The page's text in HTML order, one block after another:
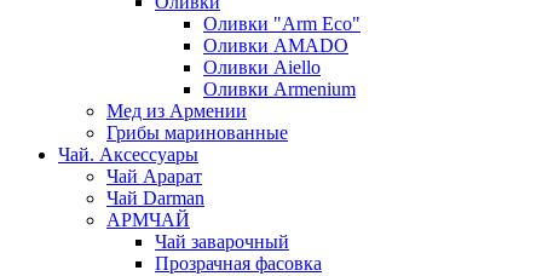
Оливки "Arm Eco"
Оливки AMADO
Оливки Aiello
Оливки Armenium
Мед из Армении
Грибы маринованные
Чай. Аксессуары
Чай Арарат
Чай Darman
АРМЧАЙ
Чай заварочный
Прозрачная фасовка